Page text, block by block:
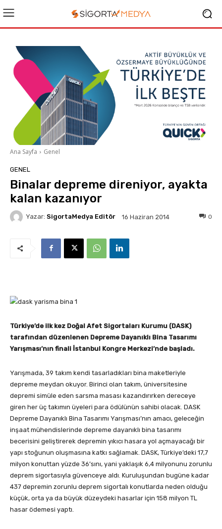
Ana Sayfa Genel
GENEL
Binalar depreme direniyor, ayakta
kalan kazanıyor
Yazar: SigortaMedya Editör 16 Haziran 2014 0
Türkiye’de ilk kez Doğal Afet Sigortaları Kurumu (DASK)
tarafından düzenlenen Depreme Dayanıklı Bina Tasarımı
Yarışması’nın finali İstanbul Kongre Merkezi’nde başladı.
Yarışmada, 39 takım kendi tasarladıkları bina maketleriyle
depreme meydan okuyor. Birinci olan takım, üniversitesine
depremi simüle eden sarsma masası kazandırırken dereceye
giren her üç takımın üyeleri para ödülünün sahibi olacak. DASK
Depreme Dayanıklı Bina Tasarımı Yarışması’nın amacı, geleceğin
inşaat mühendislerinde depreme dayanıklı bina tasarımı
becerisini geliştirerek depremin yıkıcı hasara yol açmayacağı bir
yapı stoğunun oluşmasına katkı sağlamak. DASK, Türkiye’deki 17,7
milyon konuttan yüzde 36’sını, yani yaklaşık 6,4 milyonunu zorunlu
deprem sigortasıyla güvenceye aldı. Kuruluşundan bugüne kadar
437 depremin zorunlu deprem sigortalı konutlarda neden olduğu
küçük, orta ya da büyük düzeydeki hasarlar için 158 milyon TL
hasar ödemesi yaptı.